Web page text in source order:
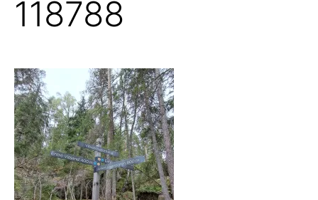
118788